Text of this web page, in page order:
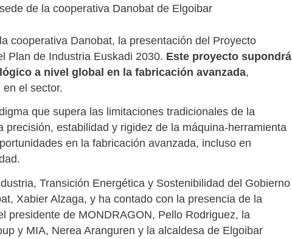
de la cooperativa Danobat de Elgoibar
cooperativa Danobat, la presentación del Proyecto
Plan de Industria Euskadi 2030. Este proyecto supondrá
a nivel global en la fabricación avanzada,
el sector.
que supera las limitaciones tradicionales de la
estabilidad y rigidez de la máquina-herramienta
en la fabricación avanzada, incluso en
Transición Energética y Sostenibilidad del Gobierno
Xabier Alzaga, y ha contado con la presencia de la
presidente de MONDRAGON, Pello Rodriguez, la
y MIA, Nerea Aranguren y la alcaldesa de Elgoibar